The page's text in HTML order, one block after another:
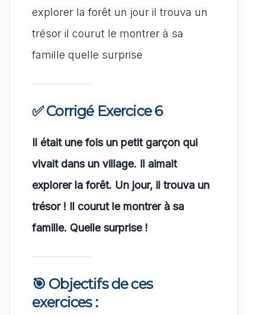
explorer la forêt un jour il trouva un
trésor il courut le montrer à sa
famille quelle surprise
✅ Corrigé Exercice 6
Il était une fois un petit garçon qui
vivait dans un village. Il aimait
explorer la forêt. Un jour, il trouva un
trésor ! Il courut le montrer à sa
famille. Quelle surprise !
🎯 Objectifs de ces
exercices :